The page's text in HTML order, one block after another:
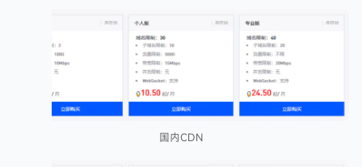
国内CDN